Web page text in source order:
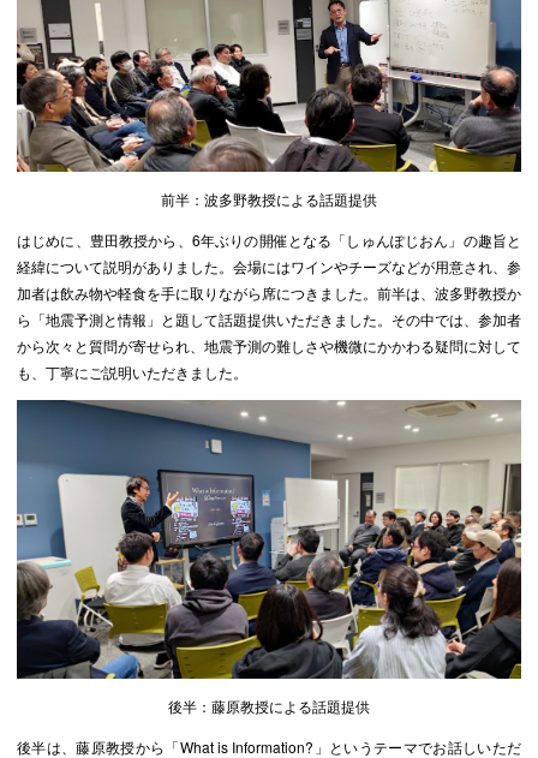
前半：波多野教授による話題提供
はじめに、豊田教授から、6年ぶりの開催となる「しゅんぽじおん」の趣旨と
経緯について説明がありました。会場にはワインやチーズなどが用意され、参
加者は飲み物や軽食を手に取りながら席につきました。前半は、波多野教授か
ら「地震予測と情報」と題して話題提供いただきました。その中では、参加者
から次々と質問が寄せられ、地震予測の難しさや機微にかかわる疑問に対して
も、丁寧にご説明いただきました。
後半：藤原教授による話題提供
後半は、藤原教授から「What is Information?」というテーマでお話しいただ